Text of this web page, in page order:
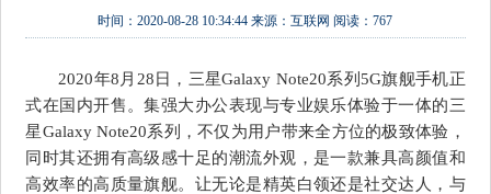
时间：2020-08-28 10:34:44 来源：互联网 阅读：767
2020年8月28日，三星Galaxy Note20系列5G旗舰手机正
式在国内开售。集强大办公表现与专业娱乐体验于一体的三
星Galaxy Note20系列，不仅为用户带来全方位的极致体验，
同时其还拥有高级感十足的潮流外观，是一款兼具高颜值和
高效率的高质量旗舰。让无论是精英白领还是社交达人，与